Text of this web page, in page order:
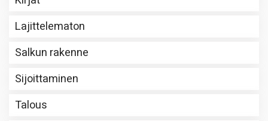
Lajittelematon
Salkun rakenne
Sijoittaminen
Talous